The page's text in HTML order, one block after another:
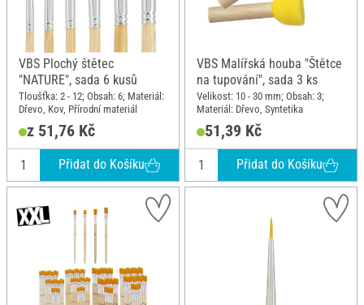
VBS Plochý štětec
"NATURE", sada 6 kusů
Tloušťka: 2 - 12; Obsah: 6; Materiál:
Dřevo, Kov, Přírodní materiál
z 51,76 Kč
Přidat do Košíku
VBS Malířská houba "Štětce
na tupování", sada 3 ks
Velikost: 10 - 30 mm; Obsah: 3;
Materiál: Dřevo, Syntetika
51,39 Kč
Přidat do Košíku